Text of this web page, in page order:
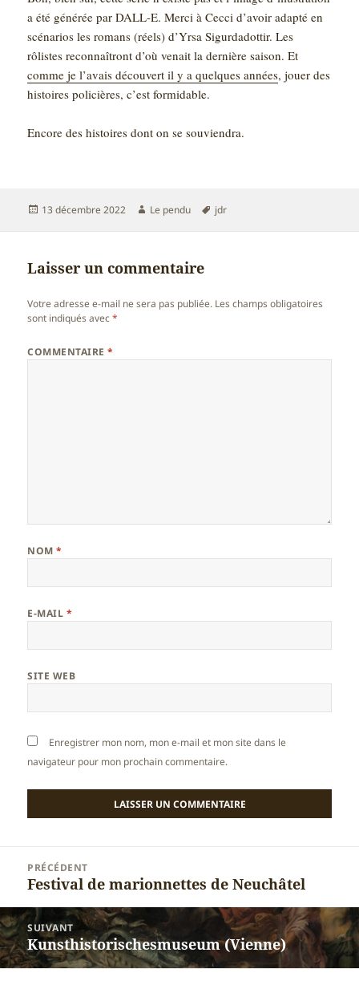
a été générée par DALL-E. Merci à Cecci d’avoir adapté en
scénarios les romans (réels) d’Yrsa Sigurdadottir. Les
rôlistes reconnaîtront d’où venait la dernière saison. Et
comme je l’avais découvert il y a quelques années, jouer des
histoires policières, c’est formidable.
Encore des histoires dont on se souviendra.
Publié
13 décembre 2022 Auteur
Le pendu
Mots-
jdr
Laisser un commentaire
Votre adresse e-mail ne sera pas publiée. Les champs obligatoires
sont indiqués avec*
COMMENTAIRE*
NOM*
E-MAIL *
SITE WEB
Enregistrer mon nom, mon e-mail et mon site dans le
navigateur pour mon prochain commentaire.
l’article
PRÉCÉDENT
Article
Festival de marionnettes de Neuchâtel
SUIVANT
Article
suivant :
Kunsthistorischesmuseum (Vienne)